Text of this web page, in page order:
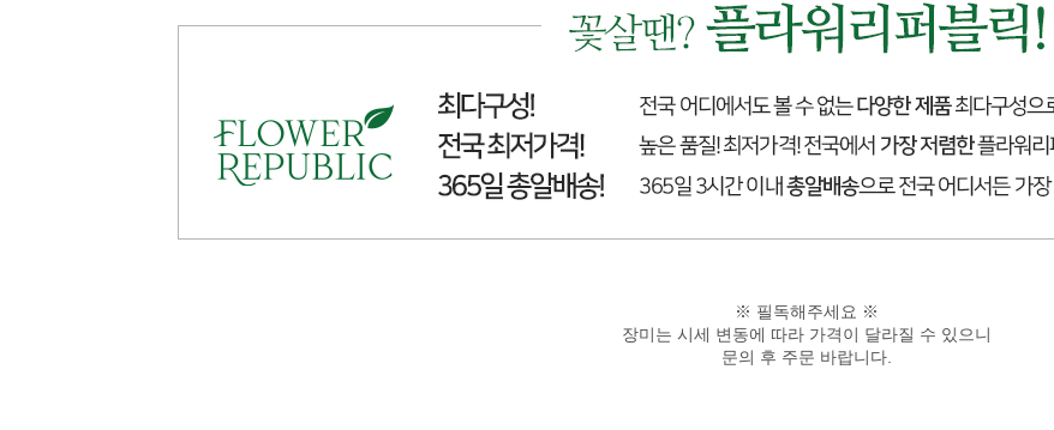
※ 필독해주세요 ※
장미는 시세 변동에 따라 가격이 달라질 수 있으니
문의 후 주문 바랍니다.